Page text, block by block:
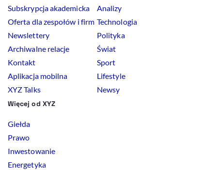
Subskrypcja akademicka
Oferta dla zespołów i firm
Newslettery
Archiwalne relacje
Kontakt
Aplikacja mobilna
XYZ Talks
Analizy
Technologia
Polityka
Świat
Sport
Lifestyle
Newsy
Więcej od XYZ
Giełda
Prawo
Inwestowanie
Energetyka